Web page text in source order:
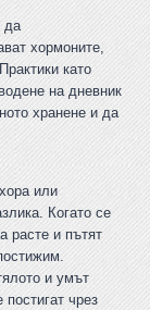
да
хормоните,
като
на дневник
хранене и да
или
Когато се
расте и пътят
и умът
чрез